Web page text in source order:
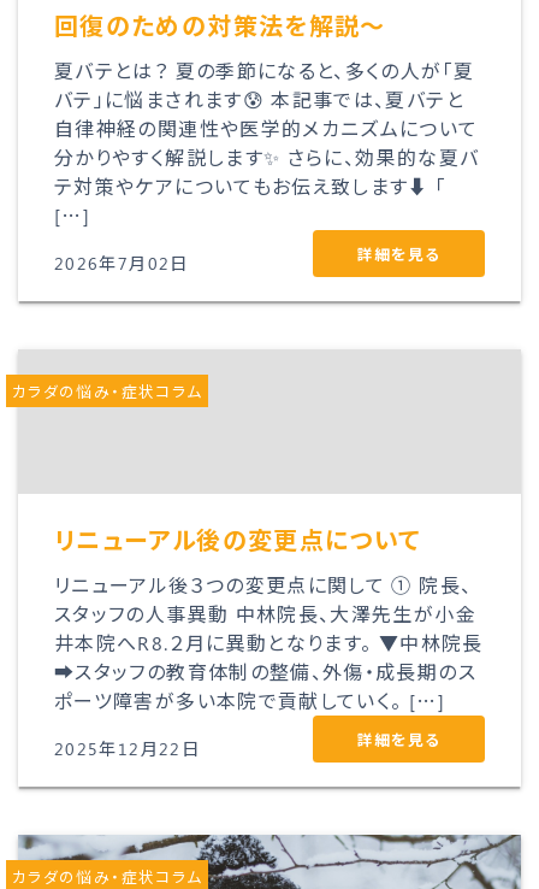
回復のための対策法を解説～
夏バテとは？ 夏の季節になると、多くの人が「夏
バテ」に悩まされます😰 本記事では、夏バテと
自律神経の関連性や医学的メカニズムについて
分かりやすく解説します✨ さらに、効果的な夏バ
テ対策やケアについてもお伝え致します⬇ 「
[…]
2026年7月02日 詳細を見る
リニューアル後の変更点について
リニューアル後３つの変更点に関して ① 院長、
スタッフの人事異動 中林院長、大澤先生が小金
井本院へR8.２月に異動となります。 ▼中林院長
➡スタッフの教育体制の整備、外傷・成長期のス
ポーツ障害が多い本院で貢献していく。 […]
2025年12月22日 詳細を見る
カラダの悩み・症状コラム
カラダの悩み・症状コラム